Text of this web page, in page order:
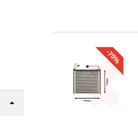
-70%